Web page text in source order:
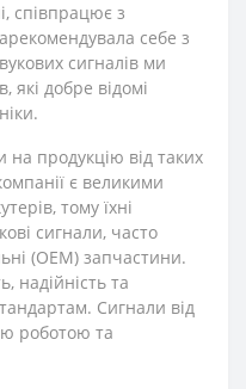
співпрацює з
себе з
сигналів ми
які добре відомі
на продукцію від таких
є великими
тому їхні
сигнали, часто
(OEM) запчастини.
надійність та
Сигнали від
роботою та